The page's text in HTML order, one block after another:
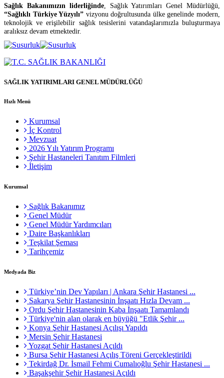
Sağlık Bakanımızın liderliğinde, Sağlık Yatırımları Genel Müdürlüğü,
“Sağlıklı Türkiye Yüzyılı” vizyonu doğrultusunda ülke genelinde modern,
teknolojik ve erişilebilir sağlık tesislerini vatandaşlarımızla buluşturmaya
aralıksız devam etmektedir.
SAĞLIK YATIRIMLARI GENEL MÜDÜRLÜĞÜ
Hızlı Menü
Kurumsal
İç Kontrol
Mevzuat
2026 Yılı Yatırım Programı
Şehir Hastaneleri Tanıtım Filmleri
İletişim
Kurumsal
Sağlık Bakanımız
Genel Müdür
Genel Müdür Yardımcıları
Daire Başkanlıkları
Teşkilat Şeması
Tarihçemiz
Medyada Biz
Türkiye’nin Dev Yapıları | Ankara Şehir Hastanesi ...
Sakarya Şehir Hastanesinin İnşaatı Hızla Devam ...
Ordu Şehir Hastanesinin Kaba İnşaatı Tamamlandı
Türkiye'nin alan olarak en büyüğü "Etlik Şehir ...
Konya Şehir Hastanesi Açılışı Yapıldı
Mersin Şehir Hastanesi
Yozgat Şehir Hastanesi Açıldı
Bursa Şehir Hastanesi Açılış Töreni Gerçekleştirildi
Tekirdağ Dr. İsmail Fehmi Cumalıoğlu Şehir Hastanesi ...
Başakşehir Şehir Hastanesi Açıldı